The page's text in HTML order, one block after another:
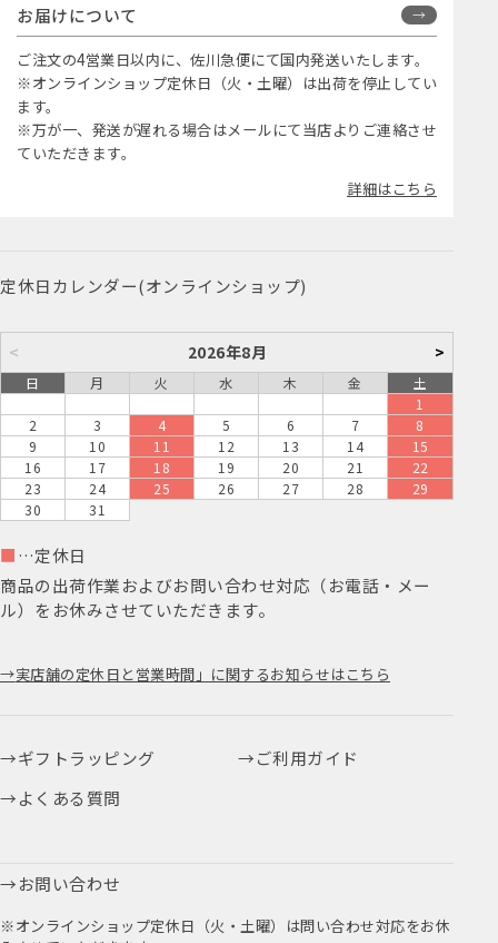
お届けについて
ご注文の4営業日以内に、佐川急便にて国内発送いたします。
※オンラインショップ定休日（火・土曜）は出荷を停止してい
ます。
※万が一、発送が遅れる場合はメールにて当店よりご連絡させ
ていただきます。
詳細はこちら
定休日カレンダー(オンラインショップ)
< 2026年8月 >
日 月 火 水 木 金
土
1
2
3 4 5 6 7
8
9
10 11 12 13 14
15
16
17 18 19 20 21
22
23
24 25 26 27 28
29
30
31
■ …定休日
商品の出荷作業およびお問い合わせ対応（お電話・メー
ル）をお休みさせていただきます。
実店舗の定休日と営業時間」に関するお知らせはこちら
ギフトラッピング
ご利用ガイド
よくある質問
お問い合わせ
※オンラインショップ定休日（火・土曜）は問い合わせ対応をお休